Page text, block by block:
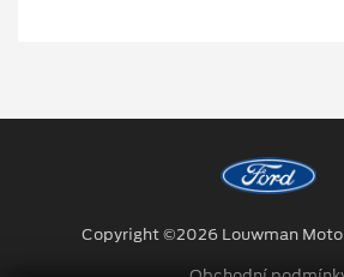
Copyright ©2026 Louwman